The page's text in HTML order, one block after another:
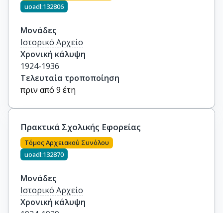
uoadl:132806
Μονάδες
Ιστορικό Αρχείο
Χρονική κάλυψη
1924-1936
Τελευταία τροποποίηση
πριν από 9 έτη
Πρακτικά Σχολικής Εφορείας
Τόμος Αρχειακού Συνόλου
uoadl:132870
Μονάδες
Ιστορικό Αρχείο
Χρονική κάλυψη